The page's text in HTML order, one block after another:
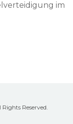
im
Reserved.